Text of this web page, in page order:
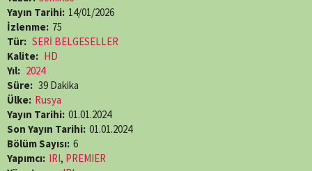
Yayın Tarihi: 14/01/2026
İzlenme: 75
Tür: SERİ BELGESELLER
Kalite: HD
Yıl: 2024
Süre: 39 Dakika
Ülke: Rusya
Yayın Tarihi: 01.01.2024
Son Yayın Tarihi: 01.01.2024
Bölüm Sayısı: 6
Yapımcı: IRI, PREMIER